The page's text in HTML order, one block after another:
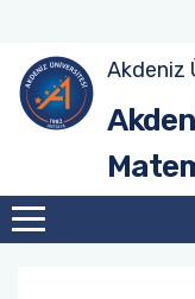
Akdeniz